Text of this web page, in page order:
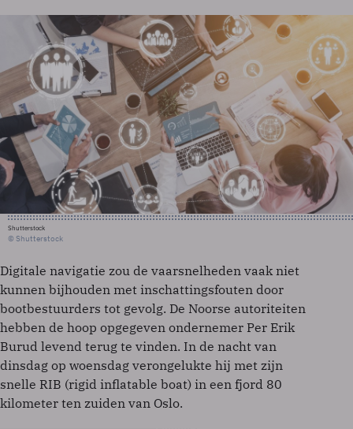
Shutterstock
© Shutterstock
Digitale navigatie zou de vaarsnelheden vaak niet
kunnen bijhouden met inschattingsfouten door
bootbestuurders tot gevolg. De Noorse autoriteiten
hebben de hoop opgegeven ondernemer Per Erik
Burud levend terug te vinden. In de nacht van
dinsdag op woensdag verongelukte hij met zijn
snelle RIB (rigid inflatable boat) in een fjord 80
kilometer ten zuiden van Oslo.